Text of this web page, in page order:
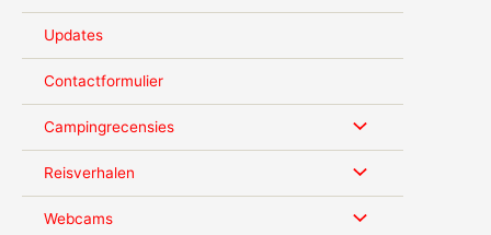
Updates
Contactformulier
Campingrecensies
Reisverhalen
Webcams